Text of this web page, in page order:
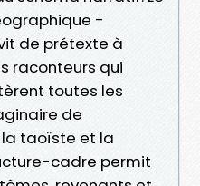
-
de prétexte à
raconteurs qui
toutes les
de
taoïste et la
cadre permit